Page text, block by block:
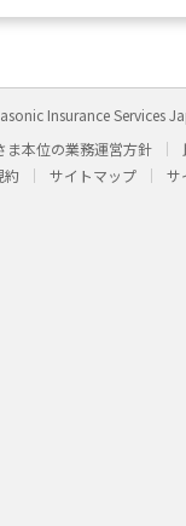
Insurance Services
ま本位の業務運営方針
約 サイトマップ サ